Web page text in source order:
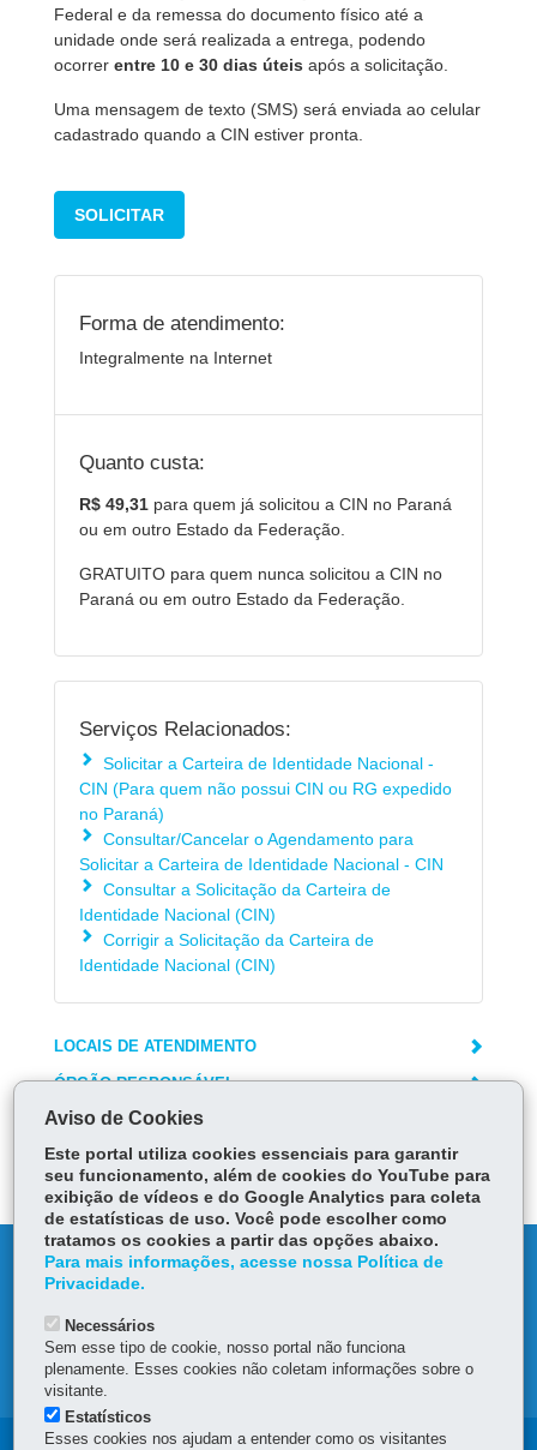
Federal e da remessa do documento físico até a
unidade onde será realizada a entrega, podendo
ocorrer entre 10 e 30 dias úteis após a solicitação.
Uma mensagem de texto (SMS) será enviada ao celular
cadastrado quando a CIN estiver pronta.
SOLICITAR
Forma de atendimento:
Integralmente na Internet
Quanto custa:
R$ 49,31 para quem já solicitou a CIN no Paraná
ou em outro Estado da Federação.
GRATUITO para quem nunca solicitou a CIN no
Paraná ou em outro Estado da Federação.
Serviços Relacionados:
Solicitar a Carteira de Identidade Nacional -
CIN (Para quem não possui CIN ou RG expedido
no Paraná)
Consultar/Cancelar o Agendamento para
Solicitar a Carteira de Identidade Nacional - CIN
Consultar a Solicitação da Carteira de
Identidade Nacional (CIN)
Corrigir a Solicitação da Carteira de
Identidade Nacional (CIN)
LOCAIS DE ATENDIMENTO
ÓRGÃO RESPONSÁVEL
PERGUNTAS FREQUENTES
DEIXE SUA OPINIÃO
MAPA DO SITE
DENUNCIE CORRUPÇÃO
Aviso de Cookies
Este portal utiliza cookies essenciais para garantir
seu funcionamento, além de cookies do YouTube para
exibição de vídeos e do Google Analytics para coleta
de estatísticas de uso. Você pode escolher como
tratamos os cookies a partir das opções abaixo.
Para mais informações, acesse nossa Política de
Privacidade.
Necessários
Sem esse tipo de cookie, nosso portal não funciona
plenamente. Esses cookies não coletam informações sobre o
visitante.
Estatísticos
Esses cookies nos ajudam a entender como os visitantes